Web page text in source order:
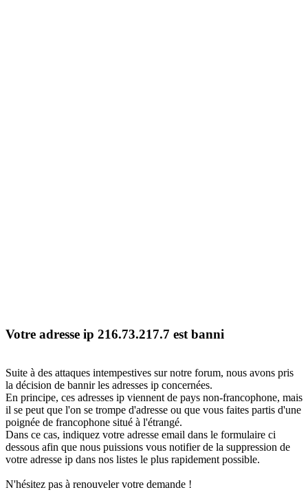
Votre adresse ip 216.73.217.7 est banni
Suite à des attaques intempestives sur notre forum, nous avons pris
la décision de bannir les adresses ip concernées.
En principe, ces adresses ip viennent de pays non-francophone, mais
il se peut que l'on se trompe d'adresse ou que vous faites partis d'une
poignée de francophone situé à l'étrangé.
Dans ce cas, indiquez votre adresse email dans le formulaire ci
dessous afin que nous puissions vous notifier de la suppression de
votre adresse ip dans nos listes le plus rapidement possible.
N'hésitez pas à renouveler votre demande !